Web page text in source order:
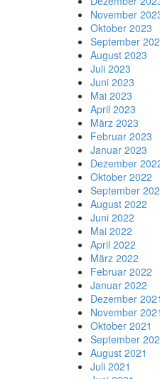
November
Oktober 2023
September
August 2023
Juli 2023
Juni 2023
Mai 2023
April 2023
März 2023
Februar 2023
Januar 2023
Dezember
Oktober 2022
September
August 2022
Juni 2022
Mai 2022
April 2022
März 2022
Februar 2022
Januar 2022
Dezember 2021
November 2021
Oktober 2021
September
August 2021
Juli 2021